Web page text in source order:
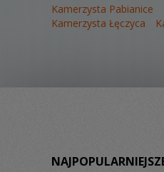
Kamerzysta Pabianice
Kamerzysta Łęczyca